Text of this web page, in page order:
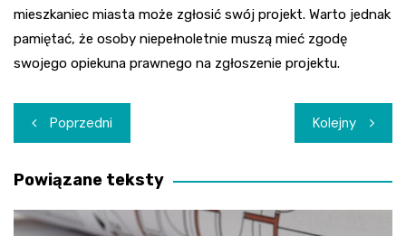
mieszkaniec miasta może zgłosić swój projekt. Warto jednak
pamiętać, że osoby niepełnoletnie muszą mieć zgodę
swojego opiekuna prawnego na zgłoszenie projektu.
Nawigacja
wpisu
Poprzedni Kolejny
Powiązane teksty